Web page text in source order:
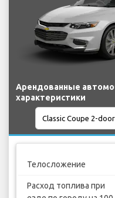
Арендованные
характеристики
Телосложение
Расход топлива при